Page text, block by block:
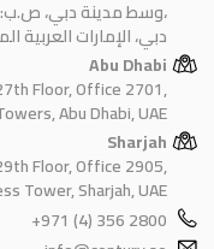
وسط مدينة دبي، ص.ب: 65777،
دبي، الإمارات العربية
Abu Dhabi
Floor, Office 2701,
Abu Dhabi, UAE
Sharjah
Floor, Office 2905,
Tower, Sharjah, UAE
+971 (4) 356 2800